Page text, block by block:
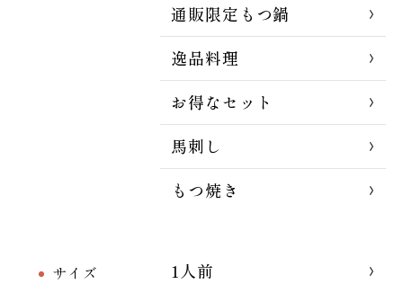
通販限定もつ鍋
逸品料理
お得なセット
馬刺し
もつ焼き
サイズ
1人前